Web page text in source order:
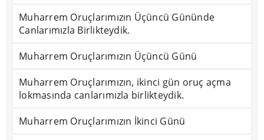
Muharrem Oruçlarımızın Üçüncü Gününde
Canlarımızla Birlikteydik.
Muharrem Oruçlarımızın Üçüncü Günü
Muharrem Oruçlarımızın, ikinci gün oruç açma
lokmasında canlarımızla birlikteydik.
Muharrem Oruçlarımızın İkinci Günü